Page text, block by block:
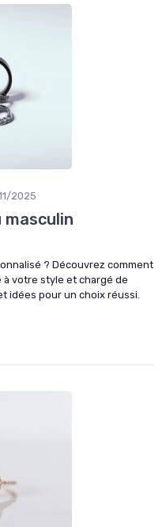
2025
masculin
? Découvrez comment
votre style et chargé de
idées pour un choix réussi.